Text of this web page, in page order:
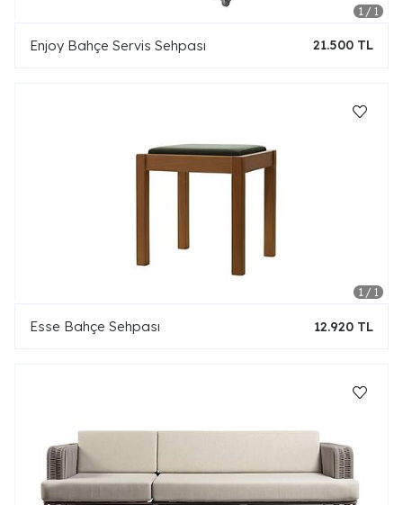
Enjoy Bahçe Servis Sehpası 21.500 TL
Esse Bahçe Sehpası 12.920 TL